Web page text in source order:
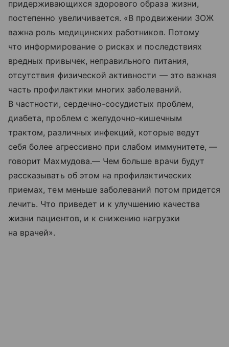
придерживающихся здорового образа жизни,
постепенно увеличивается. «В продвижении ЗОЖ
важна роль медицинских работников. Потому
что информирование о рисках и последствиях
вредных привычек, неправильного питания,
отсутствия физической активности — это важная
часть профилактики многих заболеваний.
В частности, сердечно-сосудистых проблем,
диабета, проблем с желудочно-кишечным
трактом, различных инфекций, которые ведут
себя более агрессивно при слабом иммунитете, —
говорит Махмудова.— Чем больше врачи будут
рассказывать об этом на профилактических
приемах, тем меньше заболеваний потом придется
лечить. Что приведет и к улучшению качества
жизни пациентов, и к снижению нагрузки
на врачей».